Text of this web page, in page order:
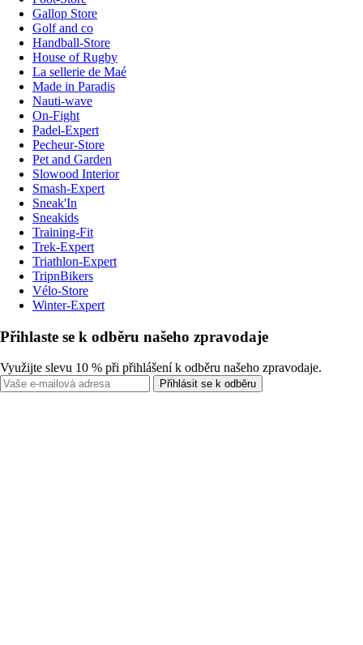
Gallop Store
Golf and co
Handball-Store
House of Rugby
La sellerie de Maé
Made in Paradis
Nauti-wave
On-Fight
Padel-Expert
Pecheur-Store
Pet and Garden
Slowood Interior
Smash-Expert
Sneak'In
Sneakids
Training-Fit
Trek-Expert
Triathlon-Expert
TripnBikers
Vélo-Store
Winter-Expert
Přihlaste se k odběru našeho zpravodaje
Využijte slevu 10 % při přihlášení k odběru našeho zpravodaje.
Přihlásit se k odběru